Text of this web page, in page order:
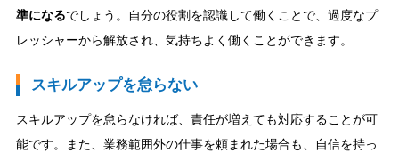
準になるでしょう。自分の役割を認識して働くことで、過度なプ
レッシャーから解放され、気持ちよく働くことができます。
スキルアップを怠らない
スキルアップを怠らなければ、責任が増えても対応することが可
能です。また、業務範囲外の仕事を頼まれた場合も、自信を持っ